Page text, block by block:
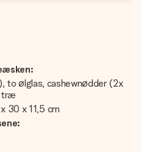
to ølglas, cashewnødder (2x
træ
30 x 11,5 cm